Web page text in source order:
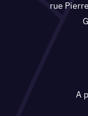
rue
A